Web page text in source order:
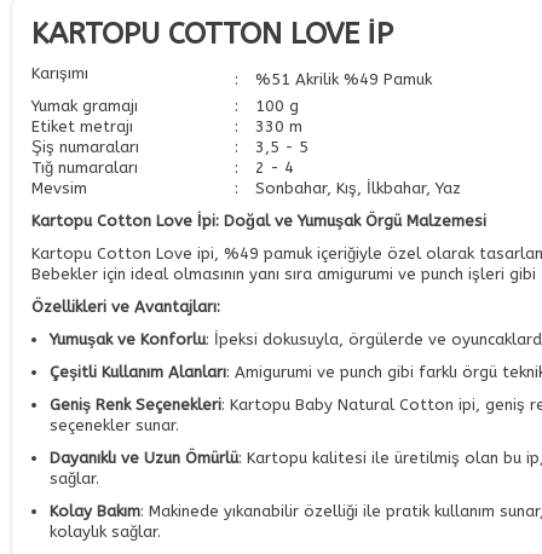
KARTOPU COTTON LOVE İP
Karışımı :
%51 Akrilik %49 Pamuk
Yumak gramajı
:
100 g
Etiket metrajı
:
330 m
Şiş numaraları
:
3,5 - 5
Tığ numaraları
:
2 - 4
Mevsim
:
Sonbahar, Kış, İlkbahar, Yaz
Kartopu Cotton Love İpi: Doğal ve Yumuşak Örgü Malzemesi
Kartopu Cotton Love ipi, %49 pamuk içeriğiyle özel olarak
Bebekler için ideal olmasının yanı sıra amigurumi ve punch işleri
Özellikleri ve Avantajları:
Yumuşak ve Konforlu: İpeksi dokusuyla, örgülerde ve
Çeşitli Kullanım Alanları: Amigurumi ve punch gibi farklı örgü
Geniş Renk Seçenekleri: Kartopu Baby Natural Cotton ipi, geniş
seçenekler sunar.
Dayanıklı ve Uzun Ömürlü: Kartopu kalitesi ile üretilmiş olan bu ip,
sağlar.
Kolay Bakım: Makinede yıkanabilir özelliği ile pratik kullanım
kolaylık sağlar.